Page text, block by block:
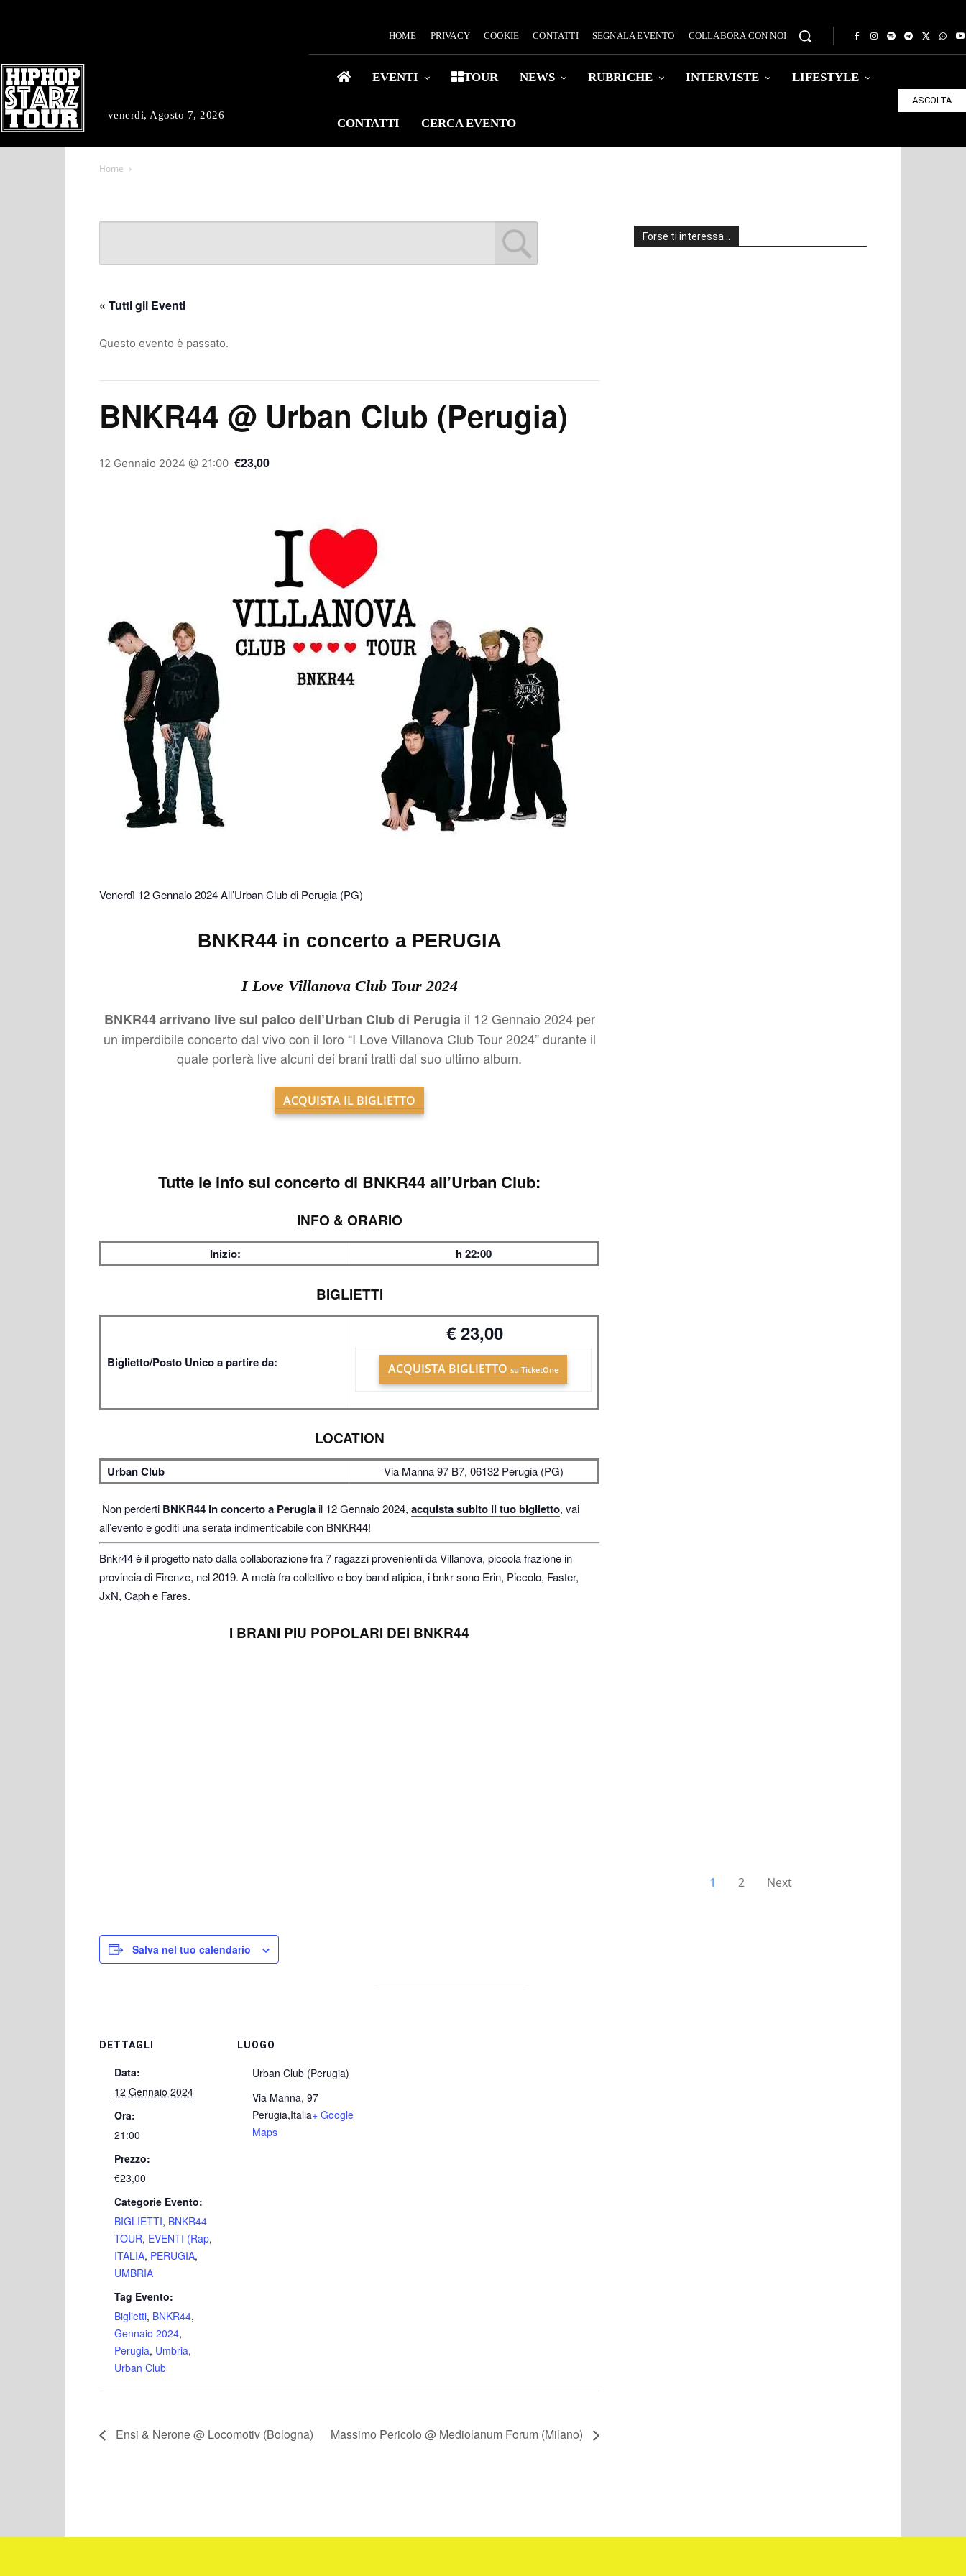
venerdì, Agosto 7, 2026
HOME PRIVACY COOKIE CONTATTI SEGNALA EVENTO COLLABORA CON NOI
EVENTI TOUR NEWS RUBRICHE INTERVISTE LIFESTYLE
CONTATTI CERCA EVENTO
ASCOLTA
Home
« Tutti gli Eventi
Questo evento è passato.
BNKR44 @ Urban Club (Perugia)
12 Gennaio 2024 @ 21:00 €23,00
Venerdì 12 Gennaio 2024 All’Urban Club di Perugia (PG)
BNKR44 in concerto a PERUGIA
I Love Villanova Club Tour 2024
BNKR44 arrivano live sul palco dell’Urban Club di Perugia il 12 Gennaio 2024 per
un imperdibile concerto dal vivo con il loro “I Love Villanova Club Tour 2024” durante il
quale porterà live alcuni dei brani tratti dal suo ultimo album.
ACQUISTA IL BIGLIETTO
Tutte le info sul concerto di BNKR44 all’Urban Club:
INFO & ORARIO
Inizio: h 22:00
BIGLIETTI
Biglietto/Posto Unico a partire da:
€ 23,00
ACQUISTA BIGLIETTO su TicketOne
LOCATION
Urban Club Via Manna 97 B7, 06132 Perugia (PG)
Non perderti BNKR44 in concerto a Perugiail 12 Gennaio 2024, acquista subito il tuo biglietto, vai
all’evento e goditi una serata indimenticabile con BNKR44!
Bnkr44 è il progetto nato dalla collaborazione fra 7 ragazzi provenienti da Villanova, piccola frazione in
provincia di Firenze, nel 2019. A metà fra collettivo e boy band atipica, i bnkr sono Erin, Piccolo, Faster,
JxN, Caph e Fares.
I BRANI PIU POPOLARI DEI BNKR44
Salva nel tuo calendario
DETTAGLI
Data:
12 Gennaio 2024
Ora:
21:00
Prezzo:
€23,00
Categorie Evento:
BIGLIETTI, BNKR44
TOUR, EVENTI (Rap,
ITALIA, PERUGIA,
UMBRIA
Tag Evento:
Biglietti, BNKR44,
Gennaio 2024,
Perugia, Umbria,
Urban Club
LUOGO
Urban Club (Perugia)
Via Manna, 97
Perugia,Italia+ Google
Maps
Ensi & Nerone @ Locomotiv (Bologna) Massimo Pericolo @ Mediolanum Forum (Milano)
Forse ti interessa…
1 2 Next